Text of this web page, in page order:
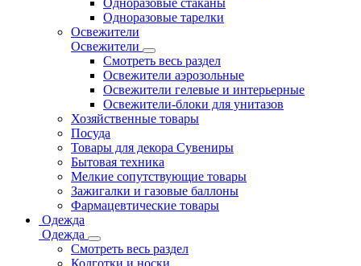
Одноразовые стаканы
Одноразовые тарелки
Освежители
Освежители
Смотреть весь раздел
Освежители аэрозольные
Освежители гелевые и интерьерные
Освежители-блоки для унитазов
Хозяйственные товары
Посуда
Товары для декора Сувениры
Бытовая техника
Мелкие сопутствующие товары
Зажигалки и газовые баллоны
Фармацевтические товары
Одежда
Одежда
Смотреть весь раздел
Колготки и носки